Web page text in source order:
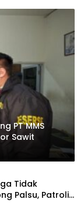
PT MMS
Sawit
Tidak
Palsu, Patroli